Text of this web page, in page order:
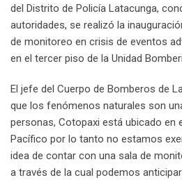
del Distrito de Policía Latacunga,
autoridades, se realizó la
de monitoreo en crisis de eventos
en el tercer piso de la Unidad
El jefe del Cuerpo de Bomberos de
que los fenómenos naturales son
personas, Cotopaxi está ubicado en
Pacífico por lo tanto no estamos
idea de contar con una sala de
a través de la cual podemos